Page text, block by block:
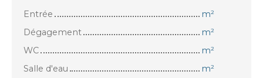
Entrée
m²
Dégagement
m²
WC
m²
Salle d'eau
m²